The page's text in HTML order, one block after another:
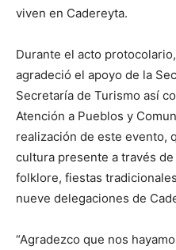
viven en Cadereyta.
Durante el acto
agradeció el apoyo de la
Secretaría de Turismo así
Atención a Pueblos y
realización de este evento,
cultura presente a través
folklore, fiestas
nueve delegaciones de
“Agradezco que nos